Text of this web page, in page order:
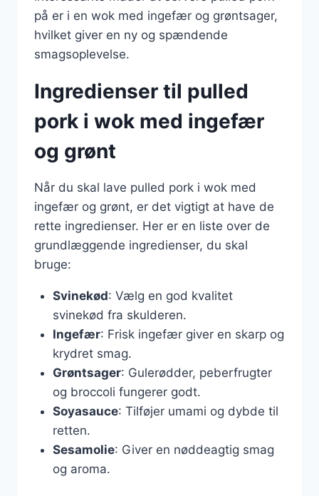
på er i en wok med ingefær og grøntsager,
hvilket giver en ny og spændende
smagsoplevelse.
Ingredienser til pulled
pork i wok med ingefær
og grønt
Når du skal lave pulled pork i wok med
ingefær og grønt, er det vigtigt at have de
rette ingredienser. Her er en liste over de
grundlæggende ingredienser, du skal
bruge:
Svinekød: Vælg en god kvalitet
svinekød fra skulderen.
Ingefær: Frisk ingefær giver en skarp og
krydret smag.
Grøntsager: Gulerødder, peberfrugter
og broccoli fungerer godt.
Soyasauce: Tilføjer umami og dybde til
retten.
Sesamolie: Giver en nøddeagtig smag
og aroma.